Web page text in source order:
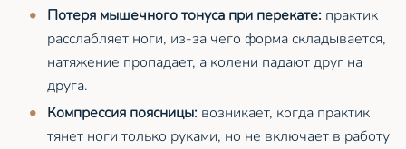
Потеря мышечного тонуса при перекате: практик
расслабляет ноги, из-за чего форма складывается,
натяжение пропадает, а колени падают друг на
друга.
Компрессия поясницы: возникает, когда практик
тянет ноги только руками, но не включает в работу